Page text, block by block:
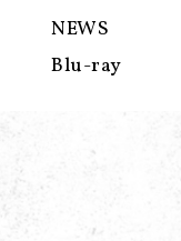
NEWS
Blu-ray